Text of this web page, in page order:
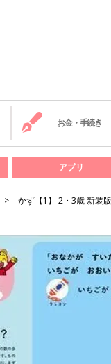
お金・手続き
アプリ
かず【1】 2・3歳 新装